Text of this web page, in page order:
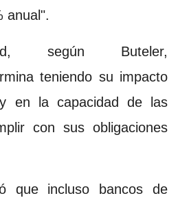
anual".
según Buteler,
teniendo su impacto
en la capacidad de las
con sus obligaciones
que incluso bancos de